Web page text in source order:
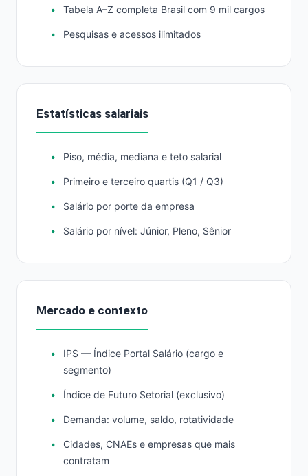
Tabela A–Z completa Brasil com 9 mil cargos
Pesquisas e acessos ilimitados
Estatísticas salariais
Piso, média, mediana e teto salarial
Primeiro e terceiro quartis (Q1 / Q3)
Salário por porte da empresa
Salário por nível: Júnior, Pleno, Sênior
Mercado e contexto
IPS — Índice Portal Salário (cargo e
segmento)
Índice de Futuro Setorial (exclusivo)
Demanda: volume, saldo, rotatividade
Cidades, CNAEs e empresas que mais
contratam